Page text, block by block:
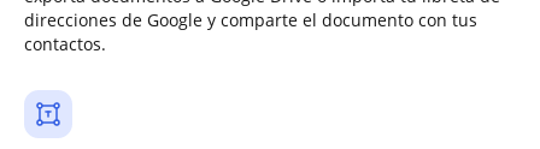
direcciones de Google y comparte el documento con tus
contactos.